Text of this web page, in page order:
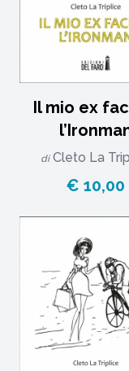
Il mio ex
di Cleto La
€ 10,00